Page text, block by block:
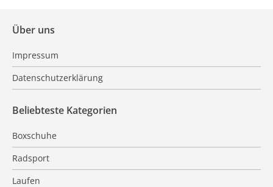
Über uns
Impressum
Datenschutzerklärung
Beliebteste Kategorien
Boxschuhe
Radsport
Laufen